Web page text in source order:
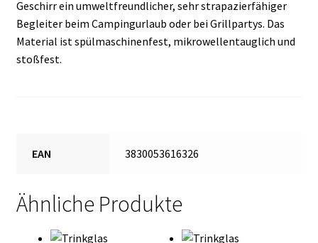
Geschirr ein umweltfreundlicher, sehr strapazierfähiger
Begleiter beim Campingurlaub oder bei Grillpartys. Das
Material ist spülmaschinenfest, mikrowellentauglich und
stoßfest.
EAN 3830053616326
Ähnliche Produkte